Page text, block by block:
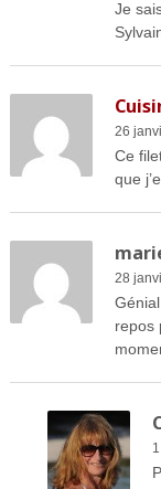
Je
26
Ce
que
28
repos